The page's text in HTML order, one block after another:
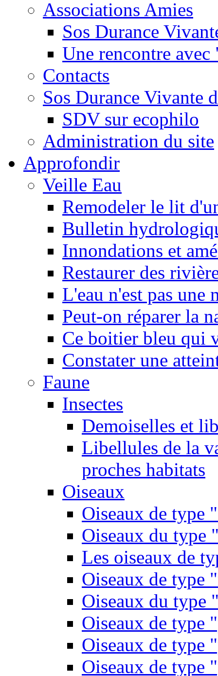
Associations Amies
Sos Durance
Une rencontre
Contacts
Sos Durance Vivante
SDV sur ecophilo
Administration du site
Approfondir
Veille Eau
Remodeler le lit
Bulletin
Innondations et
Restaurer des
L'eau n'est pas une
Peut-on réparer la
Ce boitier bleu qui
Constater une
Faune
Insectes
Demoiselles et
Libellules de la
proches habitats
Oiseaux
Oiseaux de type
Oiseaux du type
Les oiseaux de
Oiseaux de type
Oiseaux du type
Oiseaux de type
Oiseaux de type
Oiseaux de type